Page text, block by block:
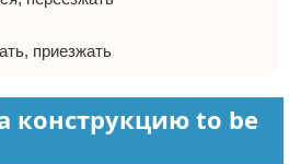
приезжать
конструкцию to be